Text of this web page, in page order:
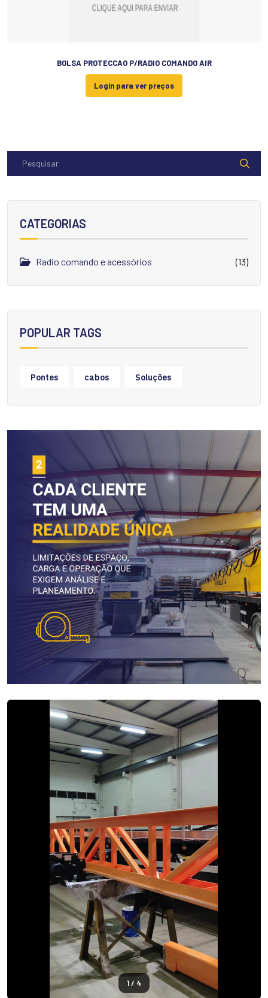
BOLSA PROTECCAO P/RADIO COMANDO AIR
Login para ver preços
CATEGORIAS
Radio comando e acessórios (13)
POPULAR TAGS
Pontes cabos Soluções
1 / 4